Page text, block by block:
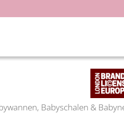
Babyschalen &